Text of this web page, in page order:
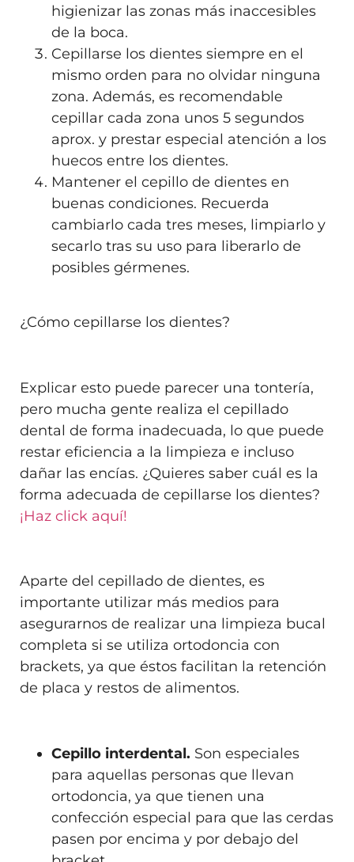
higienizar las zonas más inaccesibles
de la boca.
Cepillarse los dientes siempre en el
mismo orden para no olvidar ninguna
zona. Además, es recomendable
cepillar cada zona unos 5 segundos
aprox. y prestar especial atención a los
huecos entre los dientes.
Mantener el cepillo de dientes en
buenas condiciones. Recuerda
cambiarlo cada tres meses, limpiarlo y
secarlo tras su uso para liberarlo de
posibles gérmenes.
¿Cómo cepillarse los dientes?
Explicar esto puede parecer una tontería,
pero mucha gente realiza el cepillado
dental de forma inadecuada, lo que puede
restar eficiencia a la limpieza e incluso
dañar las encías. ¿Quieres saber cuál es la
forma adecuada de cepillarse los dientes?
¡Haz click aquí!
Aparte del cepillado de dientes, es
importante utilizar más medios para
asegurarnos de realizar una limpieza bucal
completa si se utiliza ortodoncia con
brackets, ya que éstos facilitan la retención
de placa y restos de alimentos.
Cepillo interdental. Son especiales
para aquellas personas que llevan
ortodoncia, ya que tienen una
confección especial para que las cerdas
pasen por encima y por debajo del